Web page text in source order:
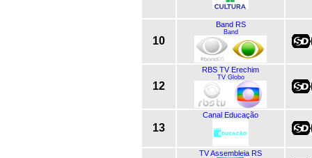
10
Band RS
Band
12
RBS TV Erechim
TV Globo
13
Canal Educação
TV Assembleia RS